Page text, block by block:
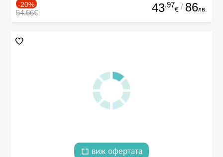
-20%
54.66€ 43.97
€ / 86лв.
виж офертата